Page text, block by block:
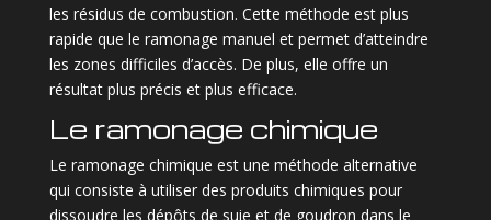
les résidus de combustion. Cette méthode est plus
rapide que le ramonage manuel et permet d’atteindre
les zones difficiles d’accès. De plus, elle offre un
résultat plus précis et plus efficace.
Le ramonage chimique
Le ramonage chimique est une méthode alternative
qui consiste à utiliser des produits chimiques pour
dissoudre les dépôts de suie et de goudron dans le